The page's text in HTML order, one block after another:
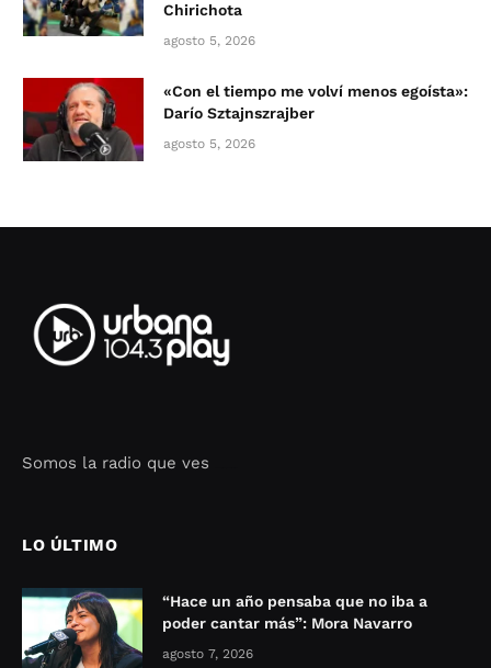
Chirichota
agosto 5, 2026
«Con el tiempo me volví menos egoísta»:
Darío Sztajnszrajber
agosto 5, 2026
Somos la radio que ves
LO ÚLTIMO
“Hace un año pensaba que no iba a
poder cantar más”: Mora Navarro
agosto 7, 2026